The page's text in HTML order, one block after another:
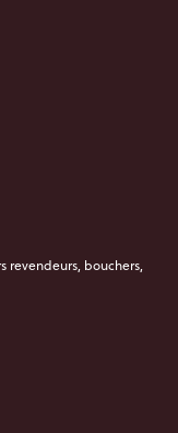
revendeurs, bouchers,